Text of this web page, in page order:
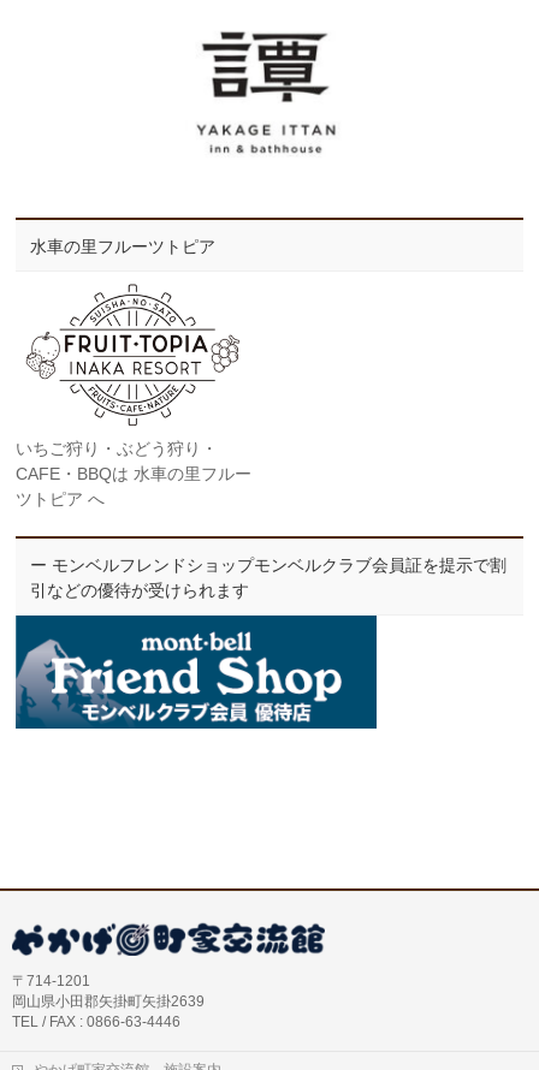
水車の里フルーツトピア
いちご狩り・ぶどう狩り・
CAFE・BBQは 水車の里フルー
ツトピア へ
ー モンベルフレンドショップモンベルクラブ会員証を提示で割
引などの優待が受けられます
〒714-1201
岡山県小田郡矢掛町矢掛2639
TEL / FAX : 0866-63-4446